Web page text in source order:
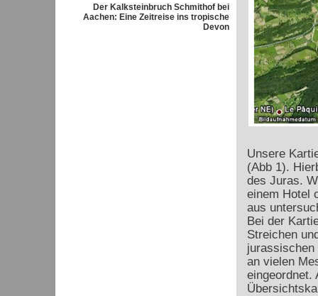
Der Kalksteinbruch Schmithof bei
Aachen: Eine Zeitreise ins tropische
Devon
Unsere
(Abb 1).
des Juras.
einem Hotel
aus
Bei der
Streichen
jurassischen
an vielen
eingeordnet.